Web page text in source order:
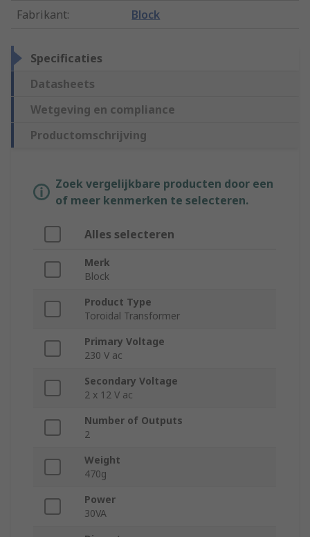
Fabrikant: Block
Specificaties
Datasheets
Wetgeving en compliance
Productomschrijving
Zoek vergelijkbare producten door een
of meer kenmerken te selecteren.
Alles selecteren
Merk
Block
Product Type
Toroidal Transformer
Primary Voltage
230 V ac
Secondary Voltage
2 x 12 V ac
Number of Outputs
2
Weight
470g
Power
30VA